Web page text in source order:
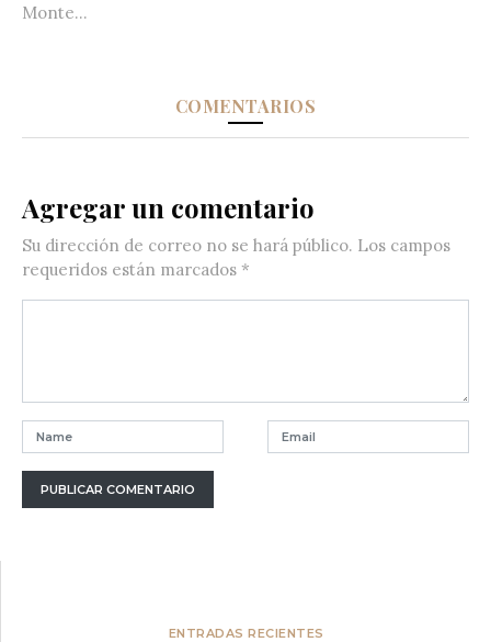
Monte...
COMENTARIOS
Agregar un comentario
Su dirección de correo no se hará público. Los campos
requeridos están marcados *
ENTRADAS RECIENTES